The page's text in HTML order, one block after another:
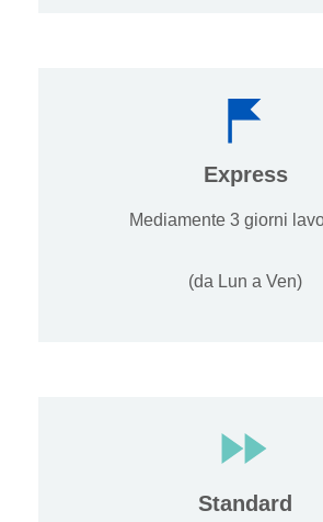
Express
Mediamente 3 giorni
(da Lun a Ven)
Standard